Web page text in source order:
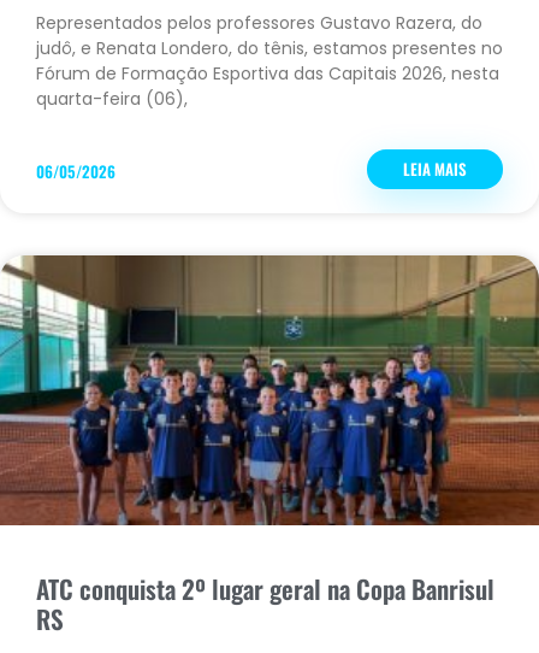
Representados pelos professores Gustavo Razera, do
judô, e Renata Londero, do tênis, estamos presentes no
Fórum de Formação Esportiva das Capitais 2026, nesta
quarta-feira (06),
LEIA MAIS
06/05/2026
ATC conquista 2º lugar geral na Copa Banrisul
RS